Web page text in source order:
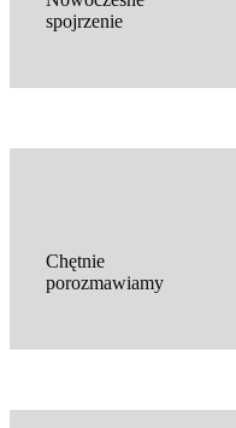
spojrzenie
Chętnie
porozmawiamy